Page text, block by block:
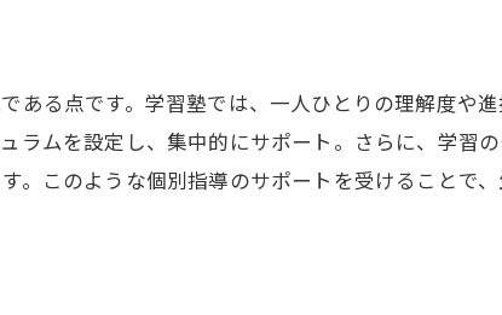
る点です。学習塾では、一人ひとりの理解度や
ラムを設定し、集中的にサポート。さらに、学習
。このような個別指導のサポートを受けることで